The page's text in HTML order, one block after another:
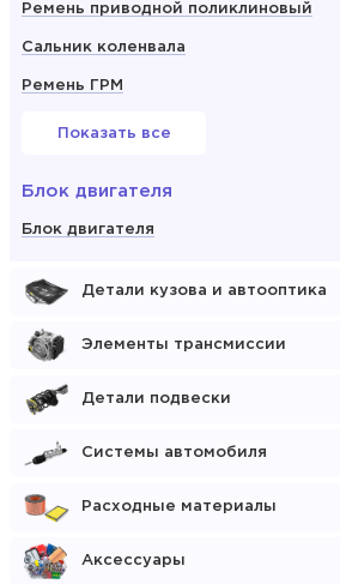
Ремень приводной поликлиновый
Сальник коленвала
Ремень ГРМ
Показать все
Блок двигателя
Блок двигателя
Детали кузова и автооптика
Элементы трансмиссии
Детали подвески
Системы автомобиля
Расходные материалы
Аксессуары